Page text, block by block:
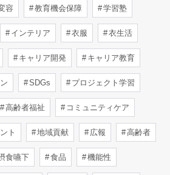
容 教育機会保障 学習塾
インテリア 衣服 衣生活
キャリア開発 キャリア教育
SDGs プロジェクト学習
高齢者福祉 コミュニティケア
ト 地域貢献 広報 高齢者
食嚥下 食品 機能性